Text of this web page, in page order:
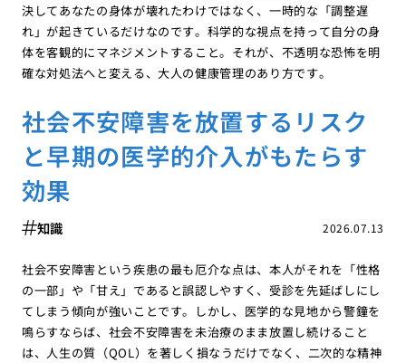
決してあなたの身体が壊れたわけではなく、一時的な「調整遅
れ」が起きているだけなのです。科学的な視点を持って自分の身
体を客観的にマネジメントすること。それが、不透明な恐怖を明
確な対処法へと変える、大人の健康管理のあり方です。
社会不安障害を放置するリスク
と早期の医学的介入がもたらす
効果
2026.07.13
知識
社会不安障害という疾患の最も厄介な点は、本人がそれを「性格
の一部」や「甘え」であると誤認しやすく、受診を先延ばしにし
てしまう傾向が強いことです。しかし、医学的な見地から警鐘を
鳴らすならば、社会不安障害を未治療のまま放置し続けること
は、人生の質（QOL）を著しく損なうだけでなく、二次的な精神